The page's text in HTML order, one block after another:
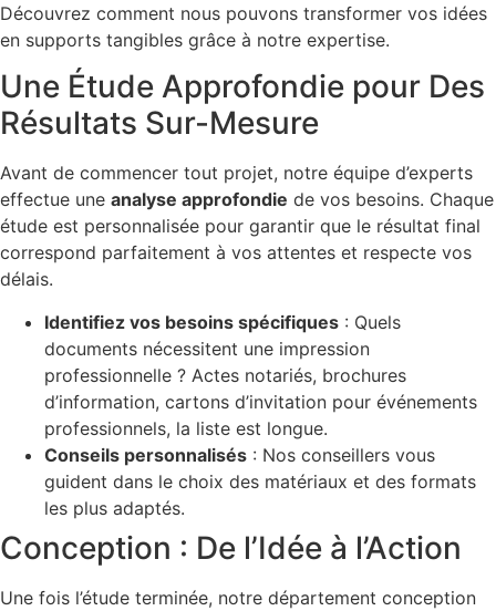
Découvrez comment nous pouvons transformer vos idées
en supports tangibles grâce à notre expertise.
Une Étude Approfondie pour Des
Résultats Sur-Mesure
Avant de commencer tout projet, notre équipe d’experts
effectue une analyse approfondie de vos besoins. Chaque
étude est personnalisée pour garantir que le résultat final
correspond parfaitement à vos attentes et respecte vos
délais.
Identifiez vos besoins spécifiques : Quels
documents nécessitent une impression
professionnelle ? Actes notariés, brochures
d’information, cartons d’invitation pour événements
professionnels, la liste est longue.
Conseils personnalisés : Nos conseillers vous
guident dans le choix des matériaux et des formats
les plus adaptés.
Conception : De l’Idée à l’Action
Une fois l’étude terminée, notre département conception